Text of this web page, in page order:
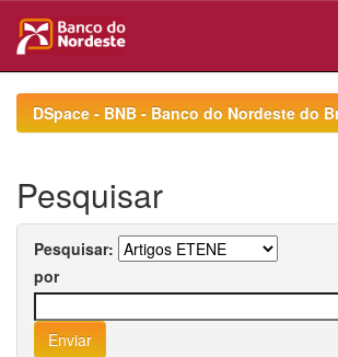
navigationDSpace - BNB - Banco do Nordeste do
Pesquisar
Pesquisar:
por